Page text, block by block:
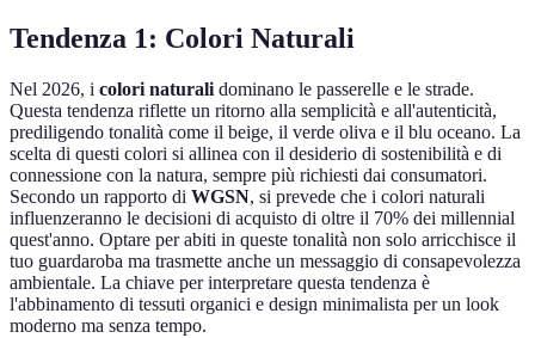
Tendenza 1: Colori Naturali
Nel 2026, i colori naturali dominano le passerelle e le strade.
Questa tendenza riflette un ritorno alla semplicità e all'autenticità,
prediligendo tonalità come il beige, il verde oliva e il blu oceano. La
scelta di questi colori si allinea con il desiderio di sostenibilità e di
connessione con la natura, sempre più richiesti dai consumatori.
Secondo un rapporto di WGSN, si prevede che i colori naturali
influenzeranno le decisioni di acquisto di oltre il 70% dei millennial
quest'anno. Optare per abiti in queste tonalità non solo arricchisce il
tuo guardaroba ma trasmette anche un messaggio di consapevolezza
ambientale. La chiave per interpretare questa tendenza è
l'abbinamento di tessuti organici e design minimalista per un look
moderno ma senza tempo.